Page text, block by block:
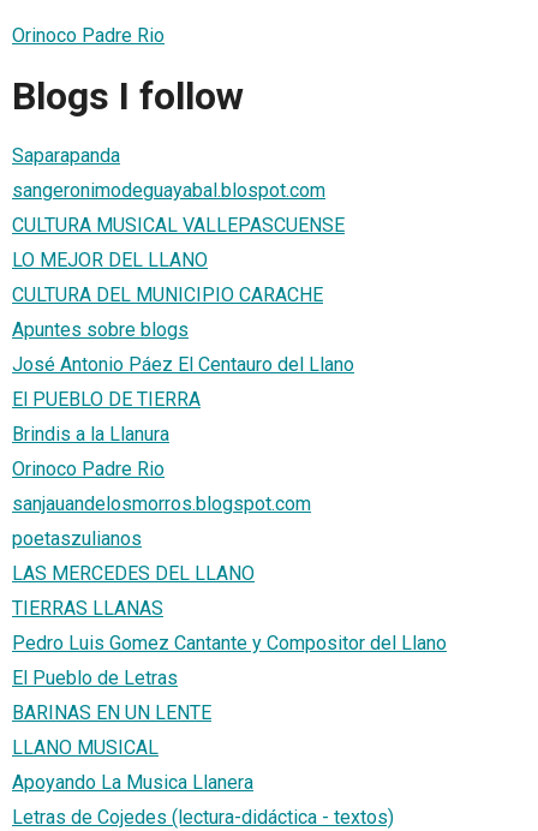
Orinoco Padre Rio
Blogs I follow
Saparapanda
sangeronimodeguayabal.blospot.com
CULTURA MUSICAL VALLEPASCUENSE
LO MEJOR DEL LLANO
CULTURA DEL MUNICIPIO CARACHE
Apuntes sobre blogs
José Antonio Páez El Centauro del Llano
El PUEBLO DE TIERRA
Brindis a la Llanura
Orinoco Padre Rio
sanjauandelosmorros.blogspot.com
poetaszulianos
LAS MERCEDES DEL LLANO
TIERRAS LLANAS
Pedro Luis Gomez Cantante y Compositor del Llano
El Pueblo de Letras
BARINAS EN UN LENTE
LLANO MUSICAL
Apoyando La Musica Llanera
Letras de Cojedes (lectura-didáctica - textos)